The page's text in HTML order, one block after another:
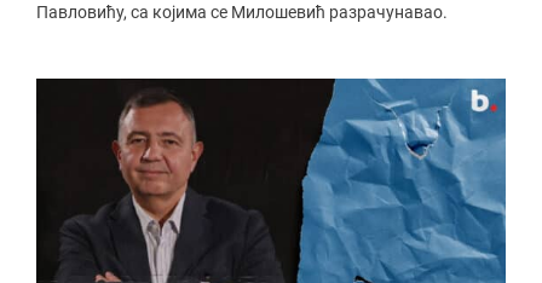
Павловићу, са којима се Милошевић разрачунавао.